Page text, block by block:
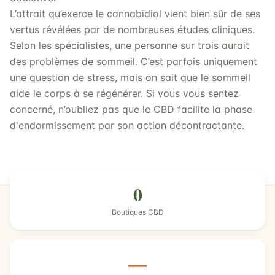
L’attrait qu’exerce le cannabidiol vient bien sûr de ses
vertus révélées par de nombreuses études cliniques.
Selon les spécialistes, une personne sur trois aurait
des problèmes de sommeil. C’est parfois uniquement
une question de stress, mais on sait que le sommeil
aide le corps à se régénérer. Si vous vous sentez
concerné, n’oubliez pas que le CBD facilite la phase
d'endormissement par son action décontractante.
0
Boutiques CBD
—